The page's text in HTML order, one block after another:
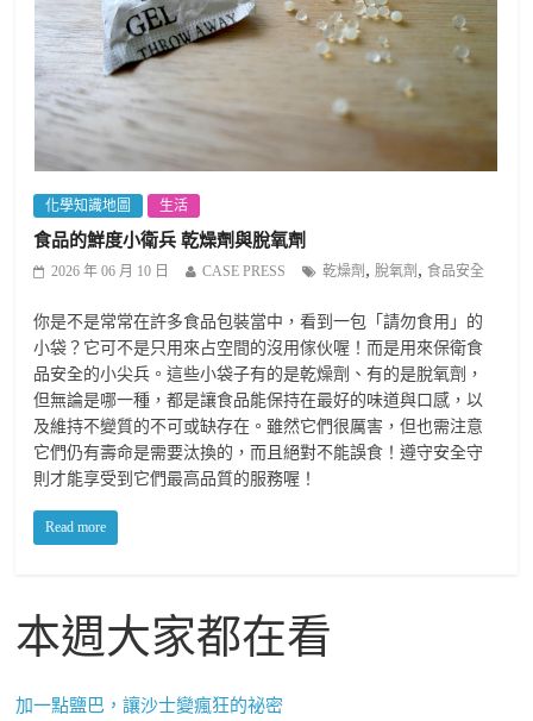
化學知識地圖 生活
食品的鮮度小衛兵 乾燥劑與脫氧劑
2026 年 06 月 10 日 CASE PRESS 乾燥劑 , 脫氧劑 ,食品安全
你是不是常常在許多食品包裝當中，看到一包「請勿食用」的
小袋？它可不是只用來占空間的沒用傢伙喔！而是用來保衛食
品安全的小尖兵。這些小袋子有的是乾燥劑、有的是脫氧劑，
但無論是哪一種，都是讓食品能保持在最好的味道與口感，以
及維持不變質的不可或缺存在。雖然它們很厲害，但也需注意
它們仍有壽命是需要汰換的，而且絕對不能誤食！遵守安全守
則才能享受到它們最高品質的服務喔！
Read more
本週大家都在看
加一點鹽巴，讓沙士變瘋狂的祕密